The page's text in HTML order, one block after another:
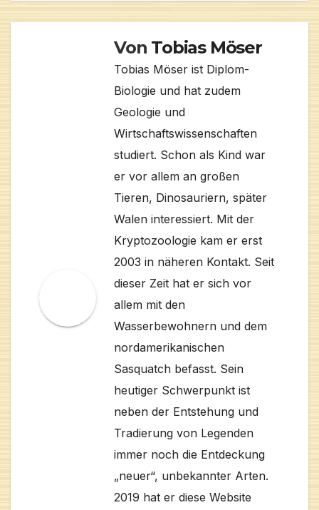
Von Tobias Möser
Tobias Möser ist Diplom-
Biologie und hat zudem
Geologie und
Wirtschaftswissenschaften
studiert. Schon als Kind war
er vor allem an großen
Tieren, Dinosauriern, später
Walen interessiert. Mit der
Kryptozoologie kam er erst
2003 in näheren Kontakt. Seit
dieser Zeit hat er sich vor
allem mit den
Wasserbewohnern und dem
nordamerikanischen
Sasquatch befasst. Sein
heutiger Schwerpunkt ist
neben der Entstehung und
Tradierung von Legenden
immer noch die Entdeckung
„neuer“, unbekannter Arten.
2019 hat er diese Website